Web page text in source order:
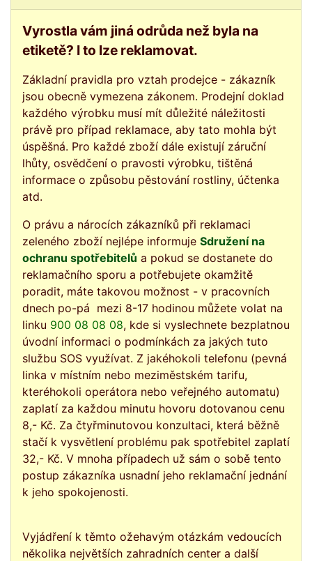
Vyrostla vám jiná odrůda než byla na
etiketě? I to lze reklamovat.
Základní pravidla pro vztah prodejce - zákazník
jsou obecně vymezena zákonem. Prodejní doklad
každého výrobku musí mít důležité náležitosti
právě pro případ reklamace, aby tato mohla být
úspěšná. Pro každé zboží dále existují záruční
lhůty, osvědčení o pravosti výrobku, tištěná
informace o způsobu pěstování rostliny, účtenka
atd.
O právu a nárocích zákazníků při reklamaci
zeleného zboží nejlépe informuje Sdružení na
ochranu spotřebitelů a pokud se dostanete do
reklamačního sporu a potřebujete okamžitě
poradit, máte takovou možnost - v pracovních
dnech po-pá mezi 8-17 hodinou můžete volat na
linku 900 08 08 08, kde si vyslechnete bezplatnou
úvodní informaci o podmínkách za jakých tuto
službu SOS využívat. Z jakéhokoli telefonu (pevná
linka v místním nebo meziměstském tarifu,
kteréhokoli operátora nebo veřejného automatu)
zaplatí za každou minutu hovoru dotovanou cenu
8,- Kč. Za čtyřminutovou konzultaci, která běžně
stačí k vysvětlení problému pak spotřebitel zaplatí
32,- Kč. V mnoha případech už sám o sobě tento
postup zákazníka usnadní jeho reklamační jednání
k jeho spokojenosti.
Vyjádření k těmto ožehavým otázkám vedoucích
několika největších zahradních center a další